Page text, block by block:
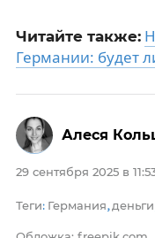
Читайте также:
Германии: будет
29 сентября 2025 в
Теги: Германия, деньги
Алеся